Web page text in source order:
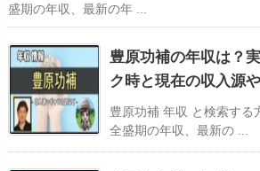
盛期の年収、最新の年 ...
豊原功補の年収は？
ク時と現在の収入源
豊原功補 年収 と検索する
全盛期の年収、最新の ...